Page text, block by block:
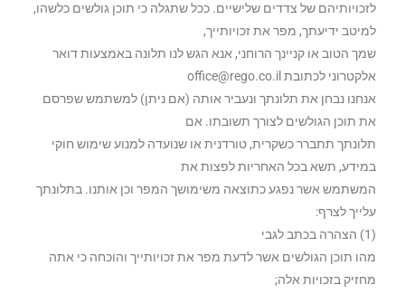
לזכויותיהם של צדדים שלישיים. ככל שתגלה כי תוכן גולשים כלשהו,
למיטב ידיעתך, מפר את זכויותייך,
שמך הטוב או קניינך הרוחני, אנא הגש לנו תלונה באמצעות דואר
אלקטרוני לכתובת office@rego.co.il
אנחנו נבחן את תלונתך ונעביר אותה (אם ניתן) למשתמש שפרסם
את תוכן הגולשים לצורך תשובתו. אם
תלונתך תתברר כשקרית, טורדנית או שנועדה למנוע שימוש חוקי
במידע, תשא בכל האחריות לפצות את
המשתמש אשר נפגע כתוצאה משימושך המפר וכן אותנו. בתלונתך
עלייך לצרף:
(1) הצהרה בכתב לגבי
מהו תוכן הגולשים אשר לדעת מפר את זכויותייך והוכחה כי אתה
מחזיק בזכויות אלה;